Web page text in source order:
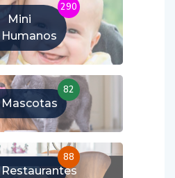
Mini
Humanos
290
Mascotas
82
Restaurantes
88